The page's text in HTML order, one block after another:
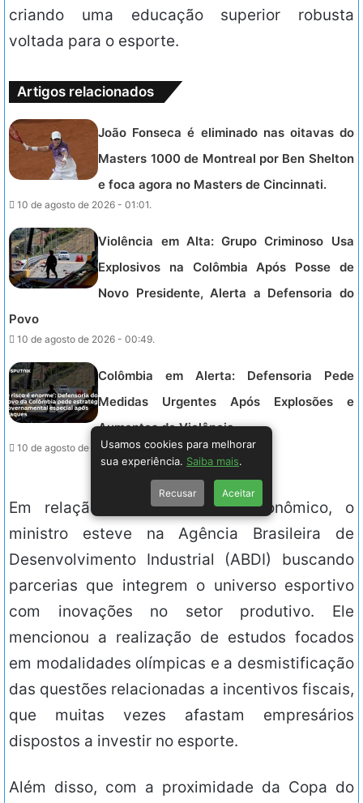
criando uma educação superior robusta
voltada para o esporte.
Artigos relacionados
João Fonseca é eliminado nas oitavas do
Masters 1000 de Montreal por Ben Shelton
e foca agora no Masters de Cincinnati.
10 de agosto de 2026 - 01:01.
Violência em Alta: Grupo Criminoso Usa
Explosivos na Colômbia Após Posse de
Novo Presidente, Alerta a Defensoria do
Povo
10 de agosto de 2026 - 00:49.
Colômbia em Alerta: Defensoria Pede
Medidas Urgentes Após Explosões e
Aumentos de Violência.
10 de agosto de 2026 - 00:49.
Em relação ao crescimento econômico, o
ministro esteve na Agência Brasileira de
Desenvolvimento Industrial (ABDI) buscando
parcerias que integrem o universo esportivo
com inovações no setor produtivo. Ele
mencionou a realização de estudos focados
em modalidades olímpicas e a desmistificação
das questões relacionadas a incentivos fiscais,
que muitas vezes afastam empresários
dispostos a investir no esporte.
Além disso, com a proximidade da Copa do
Usamos cookies para melhorar
sua experiência. Saiba mais.
Recusar Aceitar